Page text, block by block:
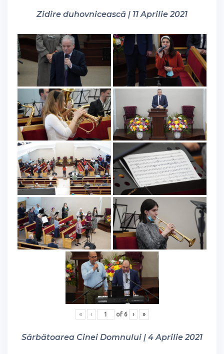
Zidire duhovnicească | 11 Aprilie 2021
« ‹ of 6 › »
Sărbătoarea Cinei Domnului | 4 Aprilie 2021